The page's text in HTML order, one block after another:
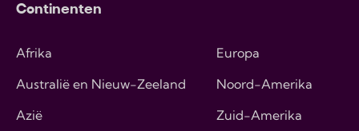
Continenten
Afrika
Australië en Nieuw-Zeeland
Azië
Europa
Noord-Amerika
Zuid-Amerika